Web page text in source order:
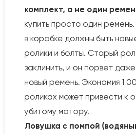
комплект, а не один
купить просто один
в коробке должны быть
ролики и болты. Старый
заклинить, и он порвёт
новый ремень. Экономия 1
роликах может привести к
убитому мотору.
Ловушка с помпой